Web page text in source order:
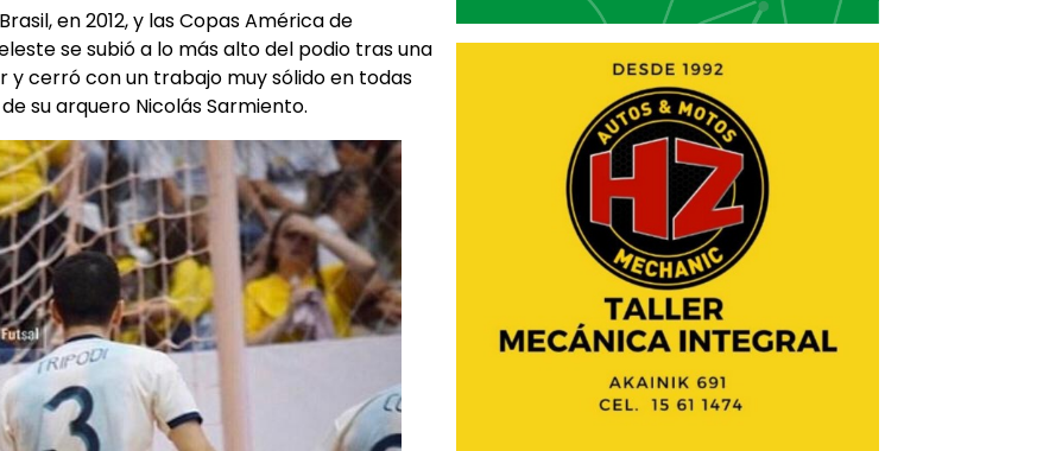
en 2012, y las Copas América de
se subió a lo más alto del podio tras una
y cerró con un trabajo muy sólido en todas
su arquero Nicolás Sarmiento.